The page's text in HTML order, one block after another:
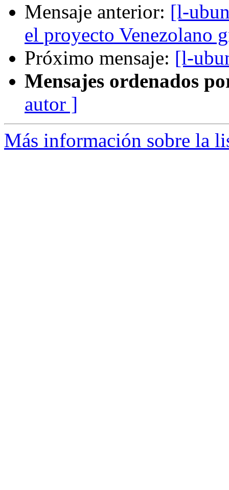
Mensaje anterior: [l-
el proyecto Venezolano
Próximo mensaje: [l-
Mensajes ordenados
autor ]
Más información sobre la